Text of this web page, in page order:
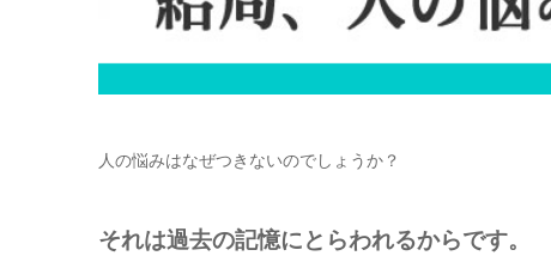
人の悩みはなぜつきないのでしょうか？
それは過去の記憶にとらわれるからです。